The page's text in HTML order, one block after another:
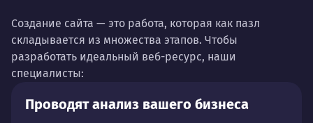
Создание сайта — это работа, которая как пазл
складывается из множества этапов. Чтобы
разработать идеальный веб-ресурс, наши
специалисты:
Проводят анализ вашего бизнеса